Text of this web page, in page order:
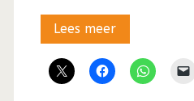
Lees meerUit
vergetelheid: